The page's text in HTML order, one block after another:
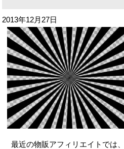
2013年12月27日
最近の物販アフィリエイトでは